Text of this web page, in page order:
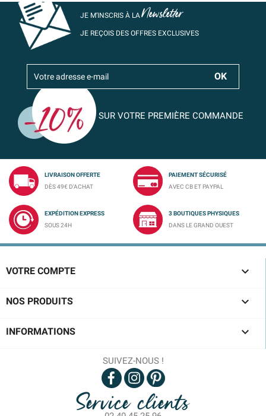
JE M’INSCRIS À LANewsletter
JE REÇOIS DES OFFRES EXCLUSIVES
SUR VOTRE PREMIÈRE COMMANDE
LIVRAISON OFFERTE
DÈS 49€ D'ACHAT
PAIEMENT SÉCURISÉ
AVEC CB ET PAYPAL
EXPÉDITION EXPRESS
SOUS 24H
3 BOUTIQUES PHYSIQUES
DANS LE GRAND OUEST
VOTRE COMPTE 
NOS PRODUITS 
INFORMATIONS 
SUIVEZ-NOUS !
Service clients